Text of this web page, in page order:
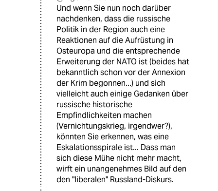
Und wenn Sie nun noch darüber
nachdenken, dass die russische
Politik in der Region auch eine
Reaktionen auf die Aufrüstung in
Osteuropa und die entsprechende
Erweiterung der NATO ist (beides hat
bekanntlich schon vor der Annexion
der Krim begonnen...) und sich
vielleicht auch einige Gedanken über
russische historische
Empfindlichkeiten machen
(Vernichtungskrieg, irgendwer?),
könnten Sie erkennen, was eine
Eskalationsspirale ist... Dass man
sich diese Mühe nicht mehr macht,
wirft ein unangenehmes Bild auf den
den "liberalen" Russland-Diskurs.